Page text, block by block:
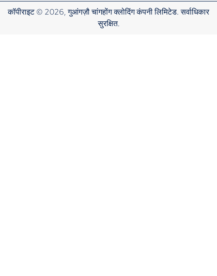
कॉपीराइट © 2026, गुआंगज़ौ चांगहोंग क्लोदिंग कंपनी लिमिटेड. सर्वाधिकार
सुरक्षित.